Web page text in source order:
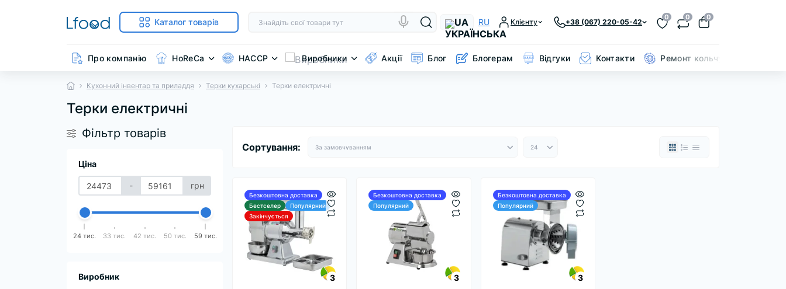
Каталог товарів UA RU Клієнту +38 (067) 220-05-42
0 0 0
Про компанію HoReCa HACCP Виробники Акції Блог Блогерам Відгуки Контакти Ремонт кольчуги
Кухонний інвентар та приладдя Терки кухарські Терки електричні
Терки електричні
Фільтр товарів
Ціна
- грн
24 тис. 33 тис. 42 тис. 50 тис. 59 тис.
Виробник
Сортування:
Безкоштовна доставка
Бестселер
Популярний
Закінчується
3
Безкоштовна доставка
Популярний
3
Безкоштовна доставка
Популярний
3